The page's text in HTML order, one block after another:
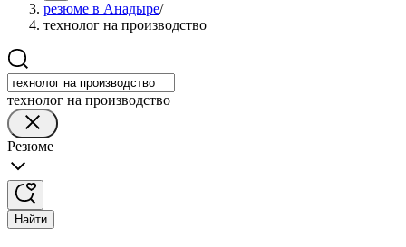
резюме в Анадыре/
технолог на производство
технолог на производство
Резюме
Найти